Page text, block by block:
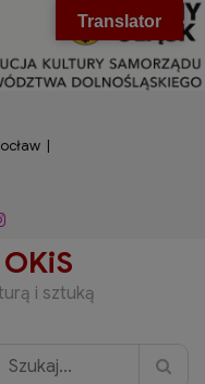
i sztuką
Translator